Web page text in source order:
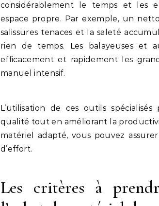
considérablement le temps et les
espace propre. Par exemple, un
salissures tenaces et la saleté
rien de temps. Les balayeuses et
efficacement et rapidement les
manuel intensif.
L’utilisation de ces outils
qualité tout en améliorant la
matériel adapté, vous pouvez
d’effort.
Les critères à